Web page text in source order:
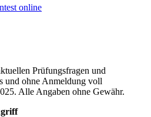
online
Prüfungsfragen und
und ohne Anmeldung voll
Alle Angaben ohne Gewähr.